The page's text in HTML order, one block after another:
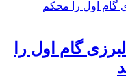
گام اول را